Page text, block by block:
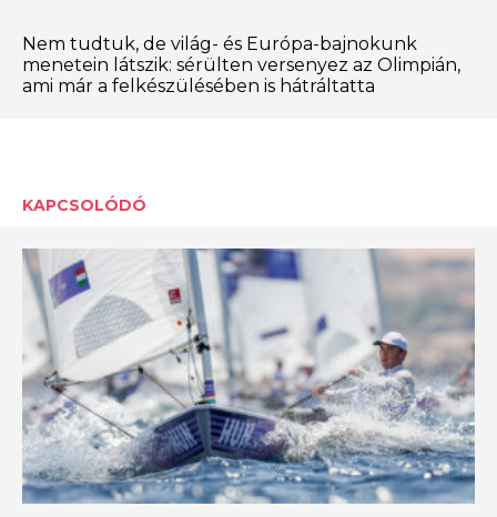
Nem tudtuk, de világ- és Európa-bajnokunk
menetein látszik: sérülten versenyez az Olimpián,
ami már a felkészülésében is hátráltatta
KAPCSOLÓDÓ